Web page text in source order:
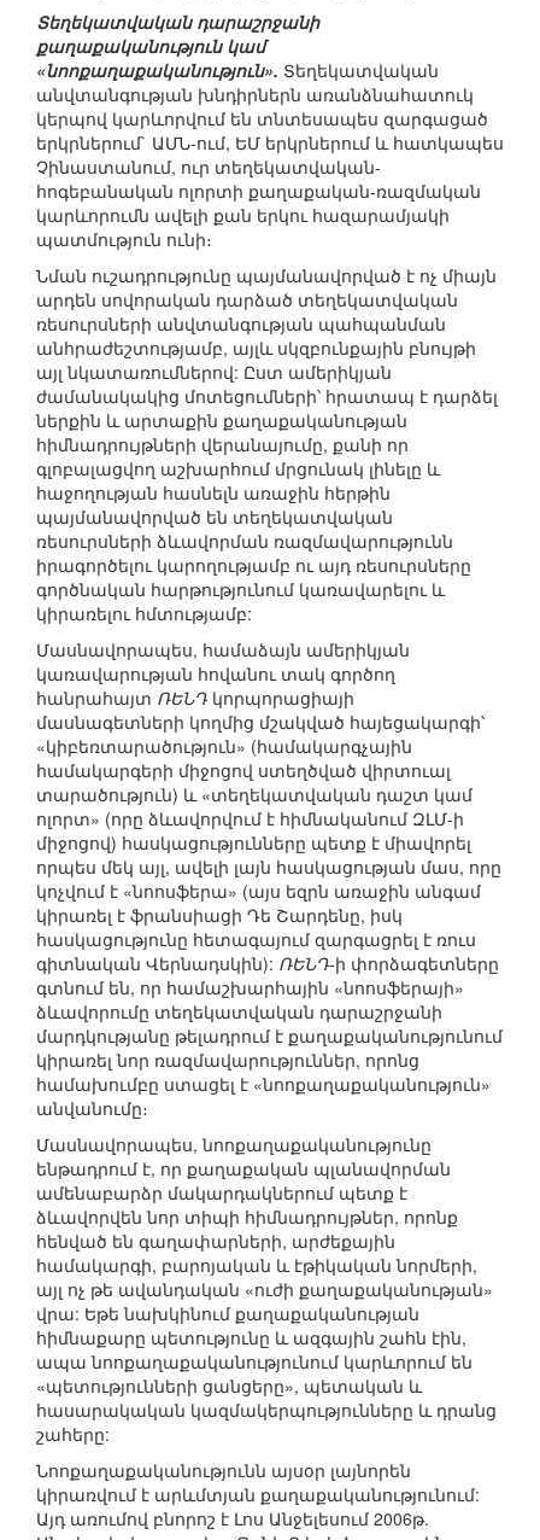
Տեղեկատվական դարաշրջանի
քաղաքականություն կամ
«նոոքաղաքականություն». Տեղեկատվական
անվտանգության խնդիրներն առանձնահատուկ
կերպով կարևորվում են տնտեսապես զարգացած
երկրներում` ԱՄՆ-ում, ԵՄ երկրներում և հատկապես
Չինաստանում, ուր տեղեկատվական-
հոգեբանական ոլորտի քաղաքական-ռազմական
կարևորումն ավելի քան երկու հազարամյակի
պատմություն ունի։
Նման ուշադրությունը պայմանավորված է ոչ միայն
արդեն սովորական դարձած տեղեկատվական
ռեսուրսների անվտանգության պահպանման
անհրաժեշտությամբ, այլև սկզբունքային բնույթի
այլ նկատառումներով: Ըստ ամերիկյան
ժամանակակից մոտեցումների՝ հրատապ է դարձել
ներքին և արտաքին քաղաքականության
հիմնադրույթների վերանայումը, քանի որ
գլոբալացվող աշխարհում մրցունակ լինելը և
հաջողության հասնելն առաջին հերթին
պայմանավորված են տեղեկատվական
ռեսուրսների ձևավորման ռազմավարությունն
իրագործելու կարողությամբ ու այդ ռեսուրսները
գործնական հարթությունում կառավարելու և
կիրառելու հմտությամբ:
Մասնավորապես, համաձայն ամերիկյան
կառավարության հովանու տակ գործող
հանրահայտ ՌԵՆԴ կորպորացիայի
մասնագետների կողմից մշակված հայեցակարգի՝
«կիբեռտարածություն» (համակարգչային
համակարգերի միջոցով ստեղծված վիրտուալ
տարածություն) և «տեղեկատվական դաշտ կամ
ոլորտ» (որը ձևավորվում է հիմնականում ԶԼՄ-ի
միջոցով) հասկացությունները պետք է միավորել
որպես մեկ այլ, ավելի լայն հասկացության մաս, որը
կոչվում է «նոոսֆերա» (այս եզրն առաջին անգամ
կիրառել է ֆրանսիացի Դե Շարդենը, իսկ
հասկացությունը հետագայում զարգացրել է ռուս
գիտնական Վերնադսկին): ՌԵՆԴ-ի փորձագետները
գտնում են, որ համաշխարհային «նոոսֆերայի»
ձևավորումը տեղեկատվական դարաշրջանի
մարդկությանը թելադրում է քաղաքականությունում
կիրառել նոր ռազմավարություններ, որոնց
համախումբը ստացել է «նոոքաղաքականություն»
անվանումը։
Մասնավորապես, նոոքաղաքականությունը
ենթադրում է, որ քաղաքական պլանավորման
ամենաբարձր մակարդակներում պետք է
ձևավորվեն նոր տիպի հիմնադրույթներ, որոնք
հենված են գաղափարների, արժեքային
համակարգի, բարոյական և էթիկական նորմերի,
այլ ոչ թե ավանդական «ուժի քաղաքականության»
վրա: Եթե նախկինում քաղաքականության
հիմնաքարը պետությունը և ազգային շահն էին,
ապա նոոքաղաքականությունում կարևորում են
«պետությունների ցանցերը», պետական և
հասարակական կազմակերպությունները և դրանց
շահերը:
Նոոքաղաքականությունն այսօր լայնորեն
կիրառվում է արևմտյան քաղաքականությունում:
Այդ առումով բնորոշ է Լոս Անջելեսում 2006թ.